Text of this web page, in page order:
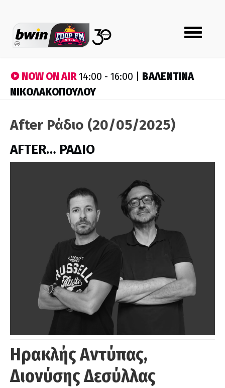
Toggle
navigation
NOW ON AIR14:00 - 16:00 | ΒΑΛΕΝΤΙΝΑ
ΝΙΚΟΛΑΚΟΠΟΥΛΟΥ
After Ράδιο (20/05/2025)
AFTER… ΡΑΔΙΟ
Ηρακλής Αντύπας,
Διονύσης Δεσύλλας